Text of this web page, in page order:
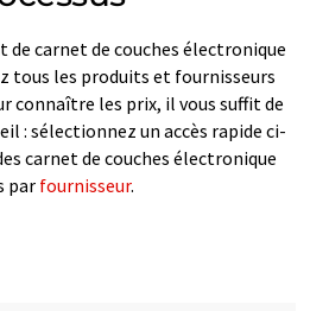
de carnet de couches électronique
tous les produits et fournisseurs
connaître les prix, il vous suffit de
: sélectionnez un accès rapide ci-
carnet de couches électronique
parfournisseur.